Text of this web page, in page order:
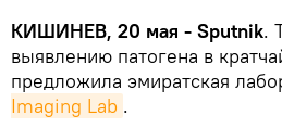
КИШИНЕВ, 20 мая - Sputnik.
выявлению патогена в
предложила эмиратская
Imaging Lab .